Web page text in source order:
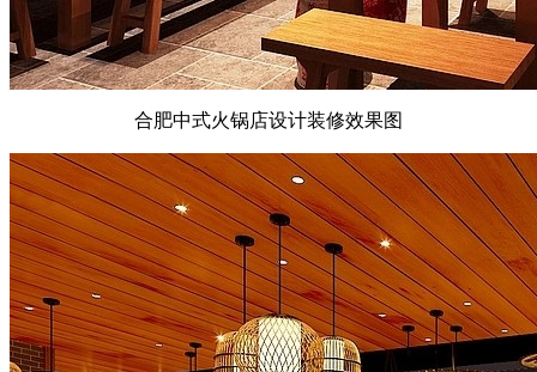
合肥中式火锅店设计装修效果图